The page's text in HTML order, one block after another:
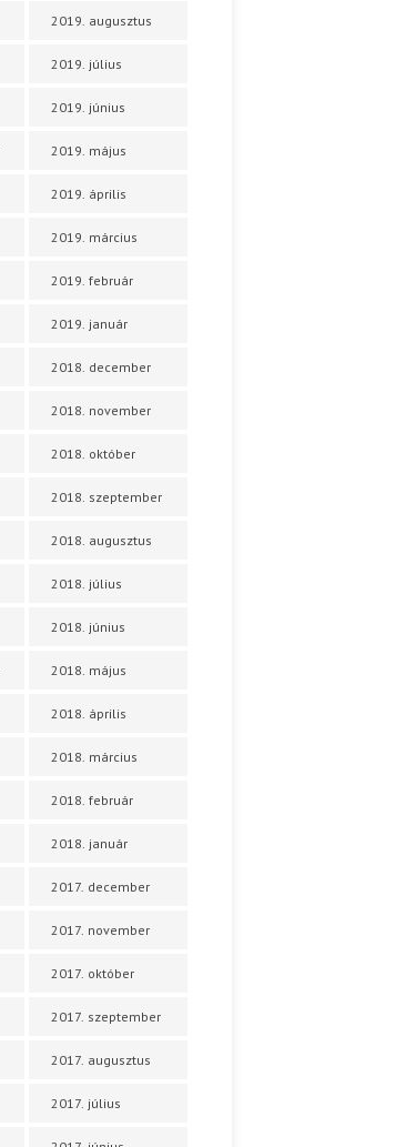
2019. augusztus
2019. július
2019. június
2019. május
2019. április
2019. március
2019. február
2019. január
2018. december
2018. november
2018. október
2018. szeptember
2018. augusztus
2018. július
2018. június
2018. május
2018. április
2018. március
2018. február
2018. január
2017. december
2017. november
2017. október
2017. szeptember
2017. augusztus
2017. július